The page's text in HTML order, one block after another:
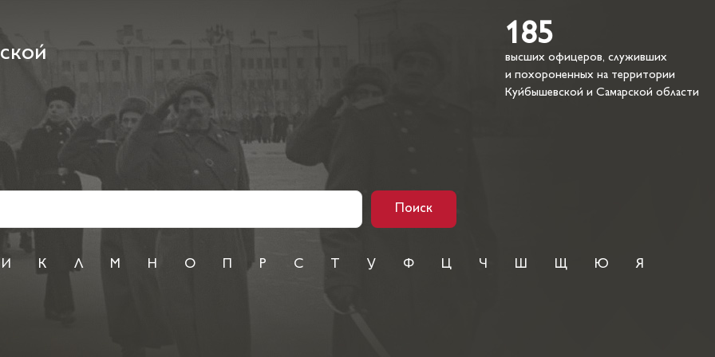
185
высших офицеров, служивших
и похороненных на территории
Куйбышевской и Самарской области
Поиск
И К Л М Н О Р С У Ф Ц Ч Ш Щ Ю Я